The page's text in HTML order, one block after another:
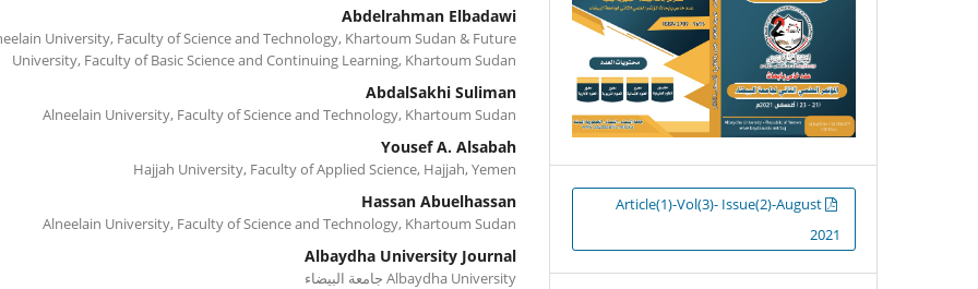
Abdelrahman Elbadawi
University, Faculty of Science and Technology, Khartoum Sudan & Future
University, Faculty of Basic Science and Continuing Learning, Khartoum Sudan
AbdalSakhi Suliman
Alneelain University, Faculty of Science and Technology, Khartoum Sudan
Yousef A. Alsabah
Hajjah University, Faculty of Applied Science, Hajjah, Yemen
Hassan Abuelhassan
Alneelain University, Faculty of Science and Technology, Khartoum Sudan
Albaydha University Journal
Albaydha University جامعة البيضاء
التنزيلاتArticle(1)-Vol(3)- Issue(2)-August
2021